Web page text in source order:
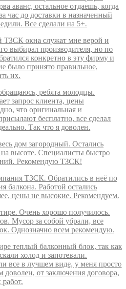
аванс, остальное отдаешь, когда
час до доставки в назначенный
Все сделали на 5+.
ТЗСК окна служат мне верой и
выбирал производителя, но по
конкретно в эту фирму и
было принято правильное,
их.
ребята молодцы.
запрос клиента, цены
что оригинальная и
бесплатно, все сделал
Так что я доволен.
дом загородный. Остались
высоте. Специалисты быстро
Рекомендую ТЗСК!
ТЗСК. Обратились в неё по
балкона. Работой остались
цены не высокие. Рекомендуем.
Очень хорошо получилось.
Мусор за собой убрали, все
Однозначно всем рекомендую.
теплый балконный блок, так как
холод и запотевали.
все в лучшем виде, у меня просто
доволен, от заключения договора,